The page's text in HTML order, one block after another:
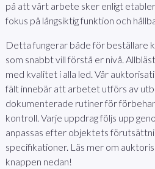
på att vårt arbete sker enligt
fokus på långsiktig funktion och
Detta fungerar både för beställare
som snabbt vill förstå er nivå.
med kvalitet i alla led. Vår
fält innebär att arbetet utförs av
dokumenterade rutiner för
kontroll. Varje uppdrag följs upp
anpassas efter objektets
specifikationer. Läs mer om
knappen nedan!